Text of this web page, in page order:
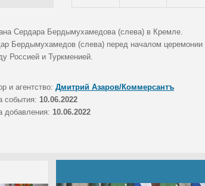
Сердара Бердымухамедова (слева) в Кремле.
Бердымухамедов (слева) перед началом церемонии
Россией и Туркменией.
и агентство: Дмитрий Азаров/Коммерсантъ
события: 10.06.2022
добавления: 10.06.2022